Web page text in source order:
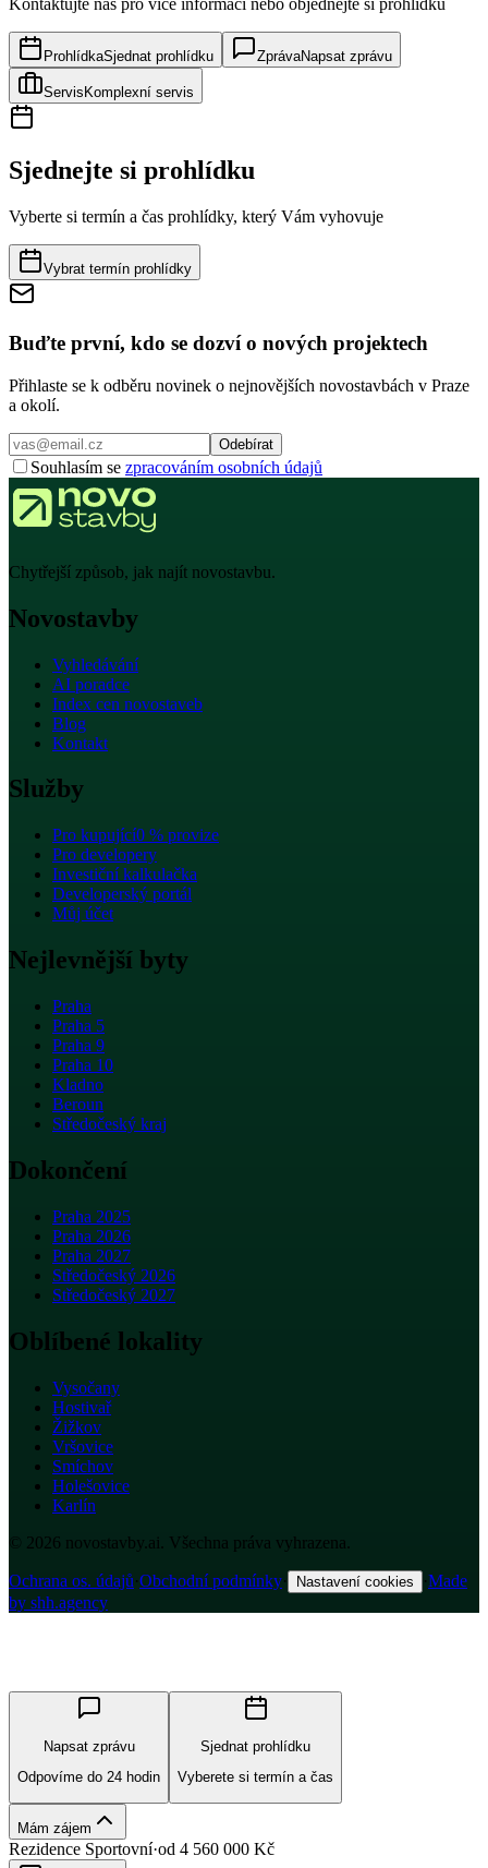
Kontaktujte nás pro více informací nebo objednejte si prohlídku
ProhlídkaSjednat prohlídku ZprávaNapsat zprávu
Servis Komplexní servis
Sjednejte si prohlídku
Vyberte si termín a čas prohlídky, který Vám vyhovuje
Vybrat termín prohlídky
Buďte první, kdo se dozví o nových projektech
Přihlaste se k odběru novinek o nejnovějších novostavbách v Praze
a okolí.
Odebírat
Souhlasím se zpracováním osobních údajů
Chytřejší způsob, jak najít novostavbu.
Novostavby
Vyhledávání
AI poradce
Index cen novostaveb
Blog
Kontakt
Služby
Pro kupující0 % provize
Pro developery
Investiční kalkulačka
Developerský portál
Můj účet
Nejlevnější byty
Praha
Praha 5
Praha 9
Praha 10
Kladno
Beroun
Středočeský kraj
Dokončení
Praha 2025
Praha 2026
Praha 2027
Středočeský 2026
Středočeský 2027
Oblíbené lokality
Vysočany
Hostivař
Žižkov
Vršovice
Smíchov
Holešovice
Karlín
© 2026 novostavby.ai. Všechna práva vyhrazena.
Ochrana os. údajů·Obchodní podmínky· Nastavení cookies ·Made
by shh.agency
Napsat zprávu
Odpovíme do 24 hodin
Sjednat prohlídku
Vyberete si termín a čas
Mám zájem
Rezidence Sportovní·od 4 560 000 Kč